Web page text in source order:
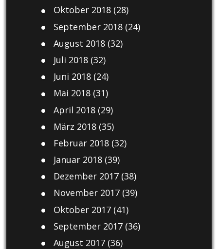
Oktober 2018(28)
September 2018(24)
August 2018(32)
Juli 2018(32)
Juni 2018(24)
Mai 2018(31)
April 2018(29)
März 2018(35)
Februar 2018(32)
Januar 2018(39)
Dezember 2017(38)
November 2017(39)
Oktober 2017(41)
September 2017(36)
August 2017(36)